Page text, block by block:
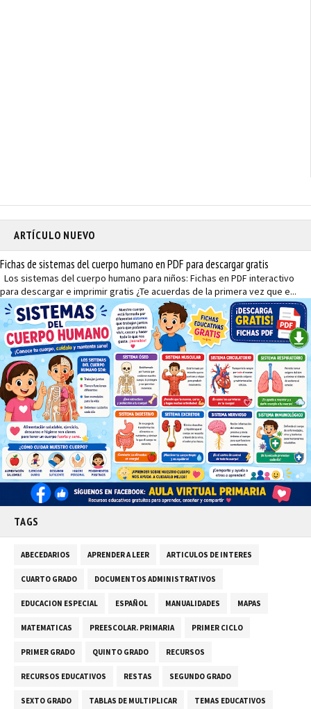
ARTÍCULO NUEVO
Fichas de sistemas del cuerpo humano en PDF para descargar gratis
Los sistemas del cuerpo humano para niños: Fichas en PDF interactivo
para descargar e imprimir gratis ¿Te acuerdas de la primera vez que e...
TAGS
ABECEDARIOS APRENDER A LEER ARTICULOS DE INTERES
CUARTO GRADO DOCUMENTOS ADMINISTRATIVOS
EDUCACION ESPECIAL ESPAÑOL MANUALIDADES MAPAS
MATEMATICAS PREESCOLAR. PRIMARIA PRIMER CICLO
PRIMER GRADO QUINTO GRADO RECURSOS
RECURSOS EDUCATIVOS RESTAS SEGUNDO GRADO
SEXTO GRADO TABLAS DE MULTIPLICAR TEMAS EDUCATIVOS